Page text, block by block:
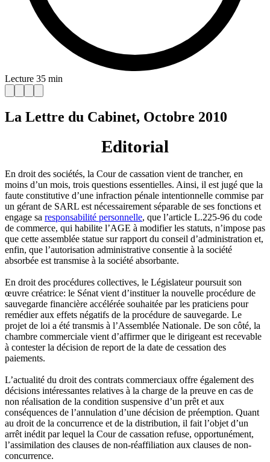
Lecture 35 min
La Lettre du Cabinet, Octobre 2010
Editorial
En droit des sociétés, la Cour de cassation vient de trancher, en
moins d’un mois, trois questions essentielles. Ainsi, il est jugé que la
faute constitutive d’une infraction pénale intentionnelle commise par
un gérant de SARL est nécessairement séparable de ses fonctions et
engage sa responsabilité personnelle, que l’article L.225-96 du code
de commerce, qui habilite l’AGE à modifier les statuts, n’impose pas
que cette assemblée statue sur rapport du conseil d’administration et,
enfin, que l’autorisation administrative consentie à la société
absorbée est transmise à la société absorbante.
En droit des procédures collectives, le Législateur poursuit son
œuvre créatrice: le Sénat vient d’instituer la nouvelle procédure de
sauvegarde financière accélérée souhaitée par les praticiens pour
remédier aux effets négatifs de la procédure de sauvegarde. Le
projet de loi a été transmis à l’Assemblée Nationale. De son côté, la
chambre commerciale vient d’affirmer que le dirigeant est recevable
à contester la décision de report de la date de cessation des
paiements.
L’actualité du droit des contrats commerciaux offre également des
décisions intéressantes relatives à la charge de la preuve en cas de
non réalisation de la condition suspensive d’un prêt et aux
conséquences de l’annulation d’une décision de préemption. Quant
au droit de la concurrence et de la distribution, il fait l’objet d’un
arrêt inédit par lequel la Cour de cassation refuse, opportunément,
l’assimilation des clauses de non-réaffiliation aux clauses de non-
concurrence.